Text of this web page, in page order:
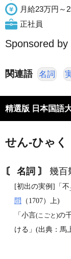
月給23万円～
正社員
Sponsored by
関連語 名詞
精選版 日本国語
せん‐ひゃく
〘 名詞 〙 幾百
[初出の実例]「不
問 （1707）上)
「小言(こごと)の
ける」(出典：馬